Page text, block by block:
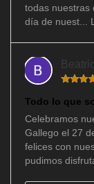
todas nuestras
día de nuest...
Todo lo que
Celebramos
Gallego el 27
felices con
pudimos